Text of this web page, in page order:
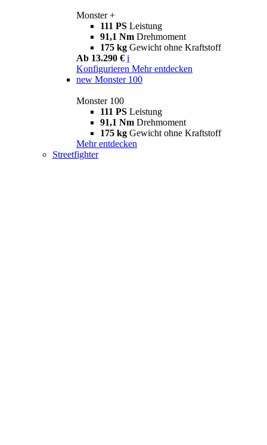
Monster +
111 PS Leistung
91,1 Nm Drehmoment
175 kg Gewicht ohne Kraftstoff
Ab 13.290 € i
Konfigurieren Mehr entdecken
new Monster 100
Monster 100
111 PS Leistung
91,1 Nm Drehmoment
175 kg Gewicht ohne Kraftstoff
Mehr entdecken
Streetfighter